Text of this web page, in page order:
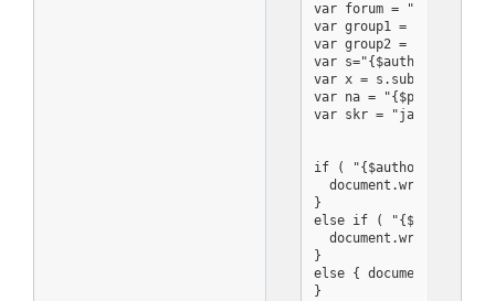
var forum = "Ваш форум"
var group1 = "Группа:
var group2 = "Группа:
var
var x =
var na =
var skr =
if (
document.write
}
else if (
document.write
}
else { document.write
}